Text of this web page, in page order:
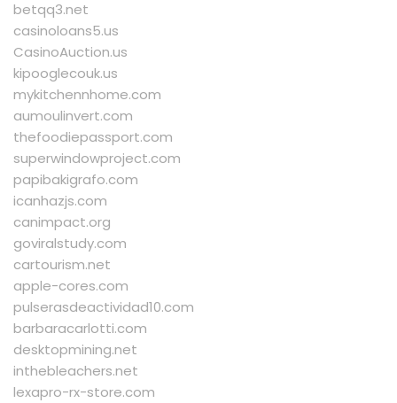
betqq3.net
casinoloans5.us
CasinoAuction.us
kipooglecouk.us
mykitchennhome.com
aumoulinvert.com
thefoodiepassport.com
superwindowproject.com
papibakigrafo.com
icanhazjs.com
canimpact.org
goviralstudy.com
cartourism.net
apple-cores.com
pulserasdeactividad10.com
barbaracarlotti.com
desktopmining.net
inthebleachers.net
lexapro-rx-store.com